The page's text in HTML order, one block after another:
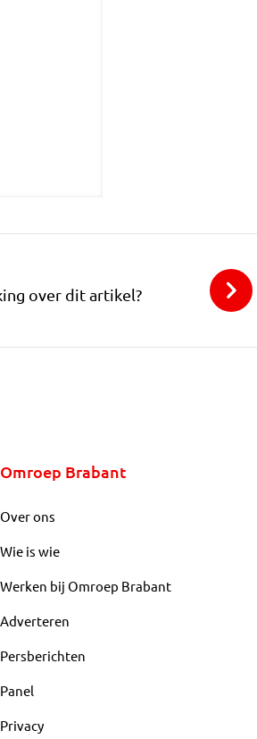
over dit artikel?
Omroep Brabant
Over ons
Wie is wie
Werken bij Omroep Brabant
Adverteren
Persberichten
Panel
Privacy